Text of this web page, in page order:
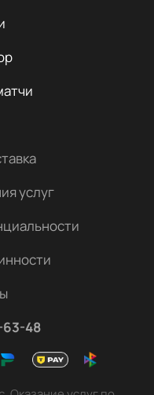
услуг
48